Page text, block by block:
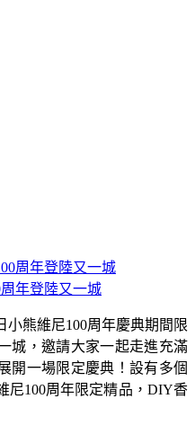
周年登陸又一城
小熊維尼100周年慶典期間限
城，邀請大家一起走進充滿
開一場限定慶典！設有多個
尼100周年限定精品，DIY香